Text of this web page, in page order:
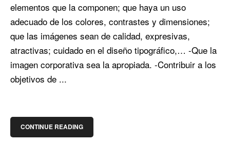
elementos que la componen; que haya un uso
adecuado de los colores, contrastes y dimensiones;
que las imágenes sean de calidad, expresivas,
atractivas; cuidado en el diseño tipográfico,… -Que la
imagen corporativa sea la apropiada. -Contribuir a los
objetivos de ...
CONTINUE READING